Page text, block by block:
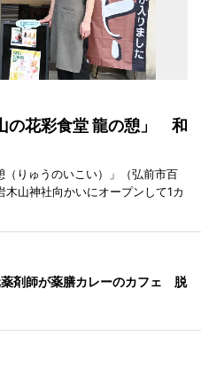
の花彩食堂 龍の憩」 和
（りゅうのいこい）」（弘前市百
山神社向かいにオープンして1カ
剤師が薬膳カレーのカフェ 脱